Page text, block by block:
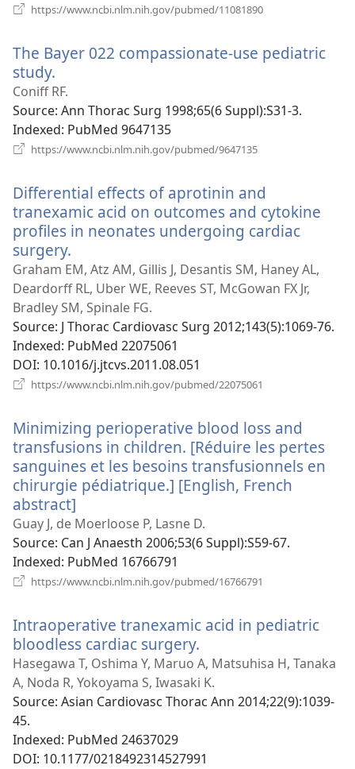
https://www.ncbi.nlm.nih.gov/pubmed/11081890
вікні)
The Bayer 022 compassionate-use pediatric
study.
у
новому
вікні)
Coniff RF.
Source‎: Ann Thorac Surg 1998;65(6 Suppl):S31-3.
Indexed‎: PubMed 9647135
https://www.ncbi.nlm.nih.gov/pubmed/9647135
вікні)
Differential effects of aprotinin and
tranexamic acid on outcomes and cytokine
profiles in neonates undergoing cardiac
surgery.
у
новому
вікні)
Graham EM, Atz AM, Gillis J, Desantis SM, Haney AL,
Deardorff RL, Uber WE, Reeves ST, McGowan FX Jr,
Bradley SM, Spinale FG.
Source‎: J Thorac Cardiovasc Surg 2012;143(5):1069-76.
Indexed‎: PubMed 22075061
DOI‎: 10.1016/j.jtcvs.2011.08.051
https://www.ncbi.nlm.nih.gov/pubmed/22075061
вікні)
Minimizing perioperative blood loss and
transfusions in children. [Réduire les pertes
sanguines et les besoins transfusionnels en
chirurgie pédiatrique.] [English, French
abstract]
у
новому
вікні)
Guay J, de Moerloose P, Lasne D.
Source‎: Can J Anaesth 2006;53(6 Suppl):S59-67.
Indexed‎: PubMed 16766791
https://www.ncbi.nlm.nih.gov/pubmed/16766791
вікні)
Intraoperative tranexamic acid in pediatric
bloodless cardiac surgery.
у
новому
вікні)
Hasegawa T, Oshima Y, Maruo A, Matsuhisa H, Tanaka
A, Noda R, Yokoyama S, Iwasaki K.
Source‎: Asian Cardiovasc Thorac Ann 2014;22(9):1039-
45.
Indexed‎: PubMed 24637029
DOI‎: 10.1177/0218492314527991